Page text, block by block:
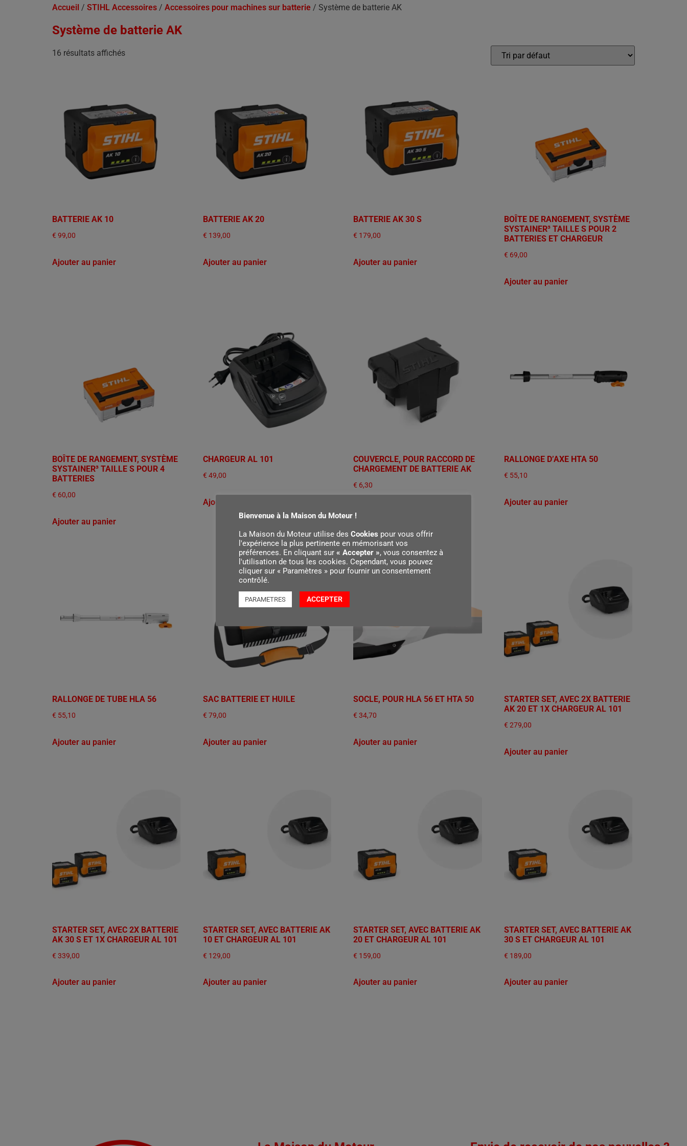
Accueil / STIHL Accessoires / Accessoires pour machines sur batterie / Système de batterie AK
Système de batterie AK
16 résultats affichés
BATTERIE AK 10
€ 99,00
Ajouter au panier
BATTERIE AK 20
€ 139,00
Ajouter au panier
BATTERIE AK 30 S
€ 179,00
Ajouter au panier
BOÎTE DE RANGEMENT, SYSTÈME
SYSTAINER³ TAILLE S POUR 2
BATTERIES ET CHARGEUR
€ 69,00
Ajouter au panier
BOÎTE DE RANGEMENT, SYSTÈME
SYSTAINER³ TAILLE S POUR 4
BATTERIES
€ 60,00
Ajouter au panier
CHARGEUR AL 101
€ 49,00
Ajouter au panier
COUVERCLE, POUR RACCORD DE
CHARGEMENT DE BATTERIE AK
€ 6,30
Ajouter au panier
RALLONGE D’AXE HTA 50
€ 55,10
Ajouter au panier
RALLONGE DE TUBE HLA 56
€ 55,10
Ajouter au panier
SAC BATTERIE ET HUILE
€ 79,00
Ajouter au panier
SOCLE, POUR HLA 56 ET HTA 50
€ 34,70
Ajouter au panier
STARTER SET, AVEC 2X BATTERIE
AK 20 ET 1X CHARGEUR AL 101
€ 279,00
Ajouter au panier
STARTER SET, AVEC 2X BATTERIE
AK 30 S ET 1X CHARGEUR AL 101
€ 339,00
Ajouter au panier
STARTER SET, AVEC BATTERIE AK
10 ET CHARGEUR AL 101
€ 129,00
Ajouter au panier
STARTER SET, AVEC BATTERIE AK
20 ET CHARGEUR AL 101
€ 159,00
Ajouter au panier
STARTER SET, AVEC BATTERIE AK
30 S ET CHARGEUR AL 101
€ 189,00
Ajouter au panier
Bienvenue à la Maison du Moteur !
La Maison du Moteur utilise des Cookies pour vous offrir
l'expérience la plus pertinente en mémorisant vos
préférences. En cliquant sur « Accepter », vous consentez à
l'utilisation de tous les cookies. Cependant, vous pouvez
cliquer sur « Paramètres » pour fournir un consentement
contrôlé.
PARAMETRES ACCEPTER